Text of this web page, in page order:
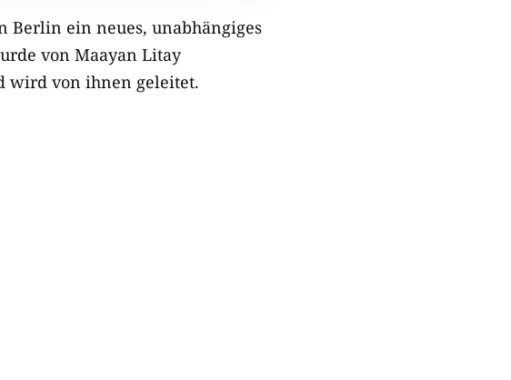
Berlin ein neues, unabhängiges
von Maayan Litay
wird von ihnen geleitet.